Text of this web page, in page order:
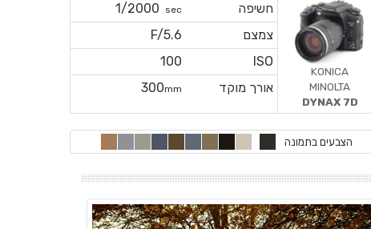
חשיפה sec
1/2000
צמצם
F/5.6
ISO
100
אורך מוקד
300mm
KONICA
MINOLTA
DYNAX 7D
הצבעים בתמונה